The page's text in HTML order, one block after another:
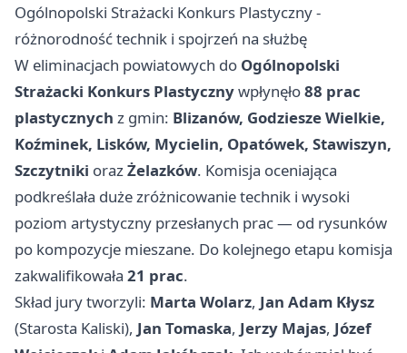
Ogólnopolski Strażacki Konkurs Plastyczny -
różnorodność technik i spojrzeń na służbę
W eliminacjach powiatowych do Ogólnopolski
Strażacki Konkurs Plastycznywpłynęło88 prac
plastycznych z gmin: Blizanów, Godziesze Wielkie,
Koźminek, Lisków, Mycielin, Opatówek, Stawiszyn,
Szczytniki orazŻelazków. Komisja oceniająca
podkreślała duże zróżnicowanie technik i wysoki
poziom artystyczny przesłanych prac — od rysunków
po kompozycje mieszane. Do kolejnego etapu komisja
zakwalifikowała 21 prac.
Skład jury tworzyli: Marta Wolarz, Jan Adam Kłysz
(Starosta Kaliski), Jan Tomaska, Jerzy Majas, Józef